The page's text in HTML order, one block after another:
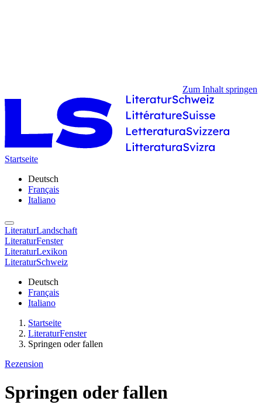
Zum Inhalt springen
Startseite
Deutsch
Français
Italiano
LiteraturLandschaft
LiteraturFenster
LiteraturLexikon
LiteraturSchweiz
Deutsch
Français
Italiano
Startseite
LiteraturFenster
Springen oder fallen
Rezension
Springen oder fallen